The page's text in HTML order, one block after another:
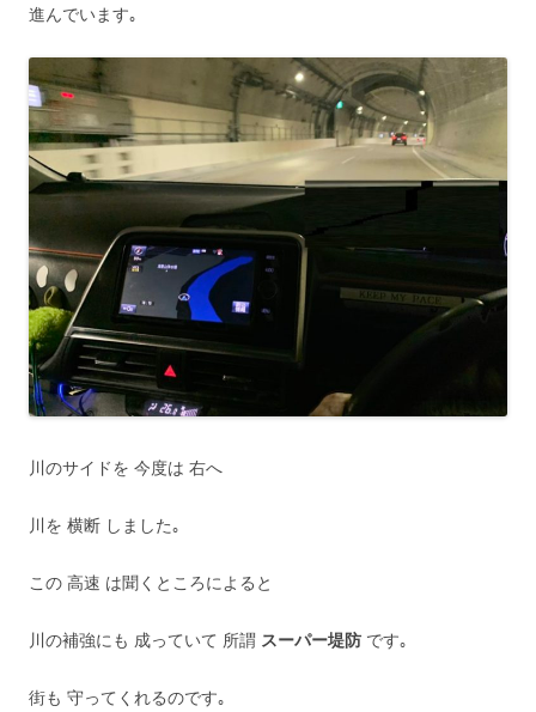
進んでいます｡
川のサイドを 今度は 右へ
川を 横断 しました｡
この 高速 は聞くところによると
川の補強にも 成っていて 所謂 スーパー堤防 です｡
街も 守ってくれるのです｡